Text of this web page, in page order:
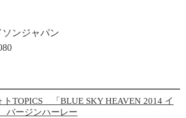
ンジャパン
トTOPICS 「BLUE SKY HEAVEN 2014 イ
ージンハーレー